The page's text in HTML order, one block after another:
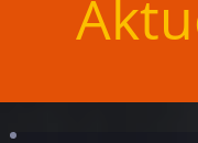
TheBallroom